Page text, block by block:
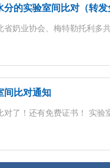
分的实验室间比对（转发
奶业协会、梅特勒托利多
间比对通知
了！还有免费证书！ 实